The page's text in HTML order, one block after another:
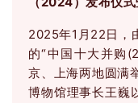
2025年1月22日，
的“中国十大并购
京、上海两地圆满
博物馆理事长王巍